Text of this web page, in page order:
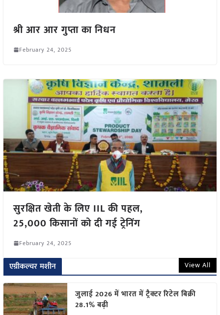
श्री आर आर गुप्ता का निधन
February 24, 2025
सुरक्षित खेती के लिए IIL की पहल,
25,000 किसानों को दी गई ट्रेनिंग
February 24, 2025
एग्रीकल्चर मशीन View All
जुलाई 2026 में भारत में ट्रैक्टर रिटेल बिक्री
28.1% बढ़ी